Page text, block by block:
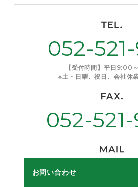
052-521-
【受付時間】平日9:00
※土・日曜、祝日、会社休
052-521-
お問い合わせ